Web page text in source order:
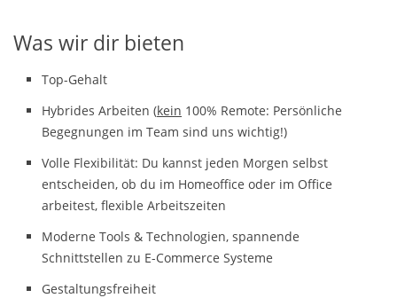
Was wir dir bieten
Top-Gehalt
Hybrides Arbeiten (kein 100% Remote: Persönliche
Begegnungen im Team sind uns wichtig!)
Volle Flexibilität: Du kannst jeden Morgen selbst
entscheiden, ob du im Homeoffice oder im Office
arbeitest, flexible Arbeitszeiten
Moderne Tools & Technologien, spannende
Schnittstellen zu E-Commerce Systeme
Gestaltungsfreiheit